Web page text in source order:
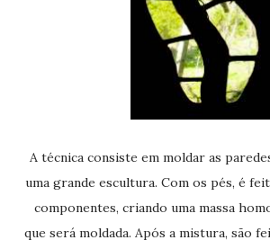
A técnica consiste em moldar as paredes como se fossem
uma grande escultura. Com os pés, é
componentes, criando uma massa
que será moldada. Após a mistura, são